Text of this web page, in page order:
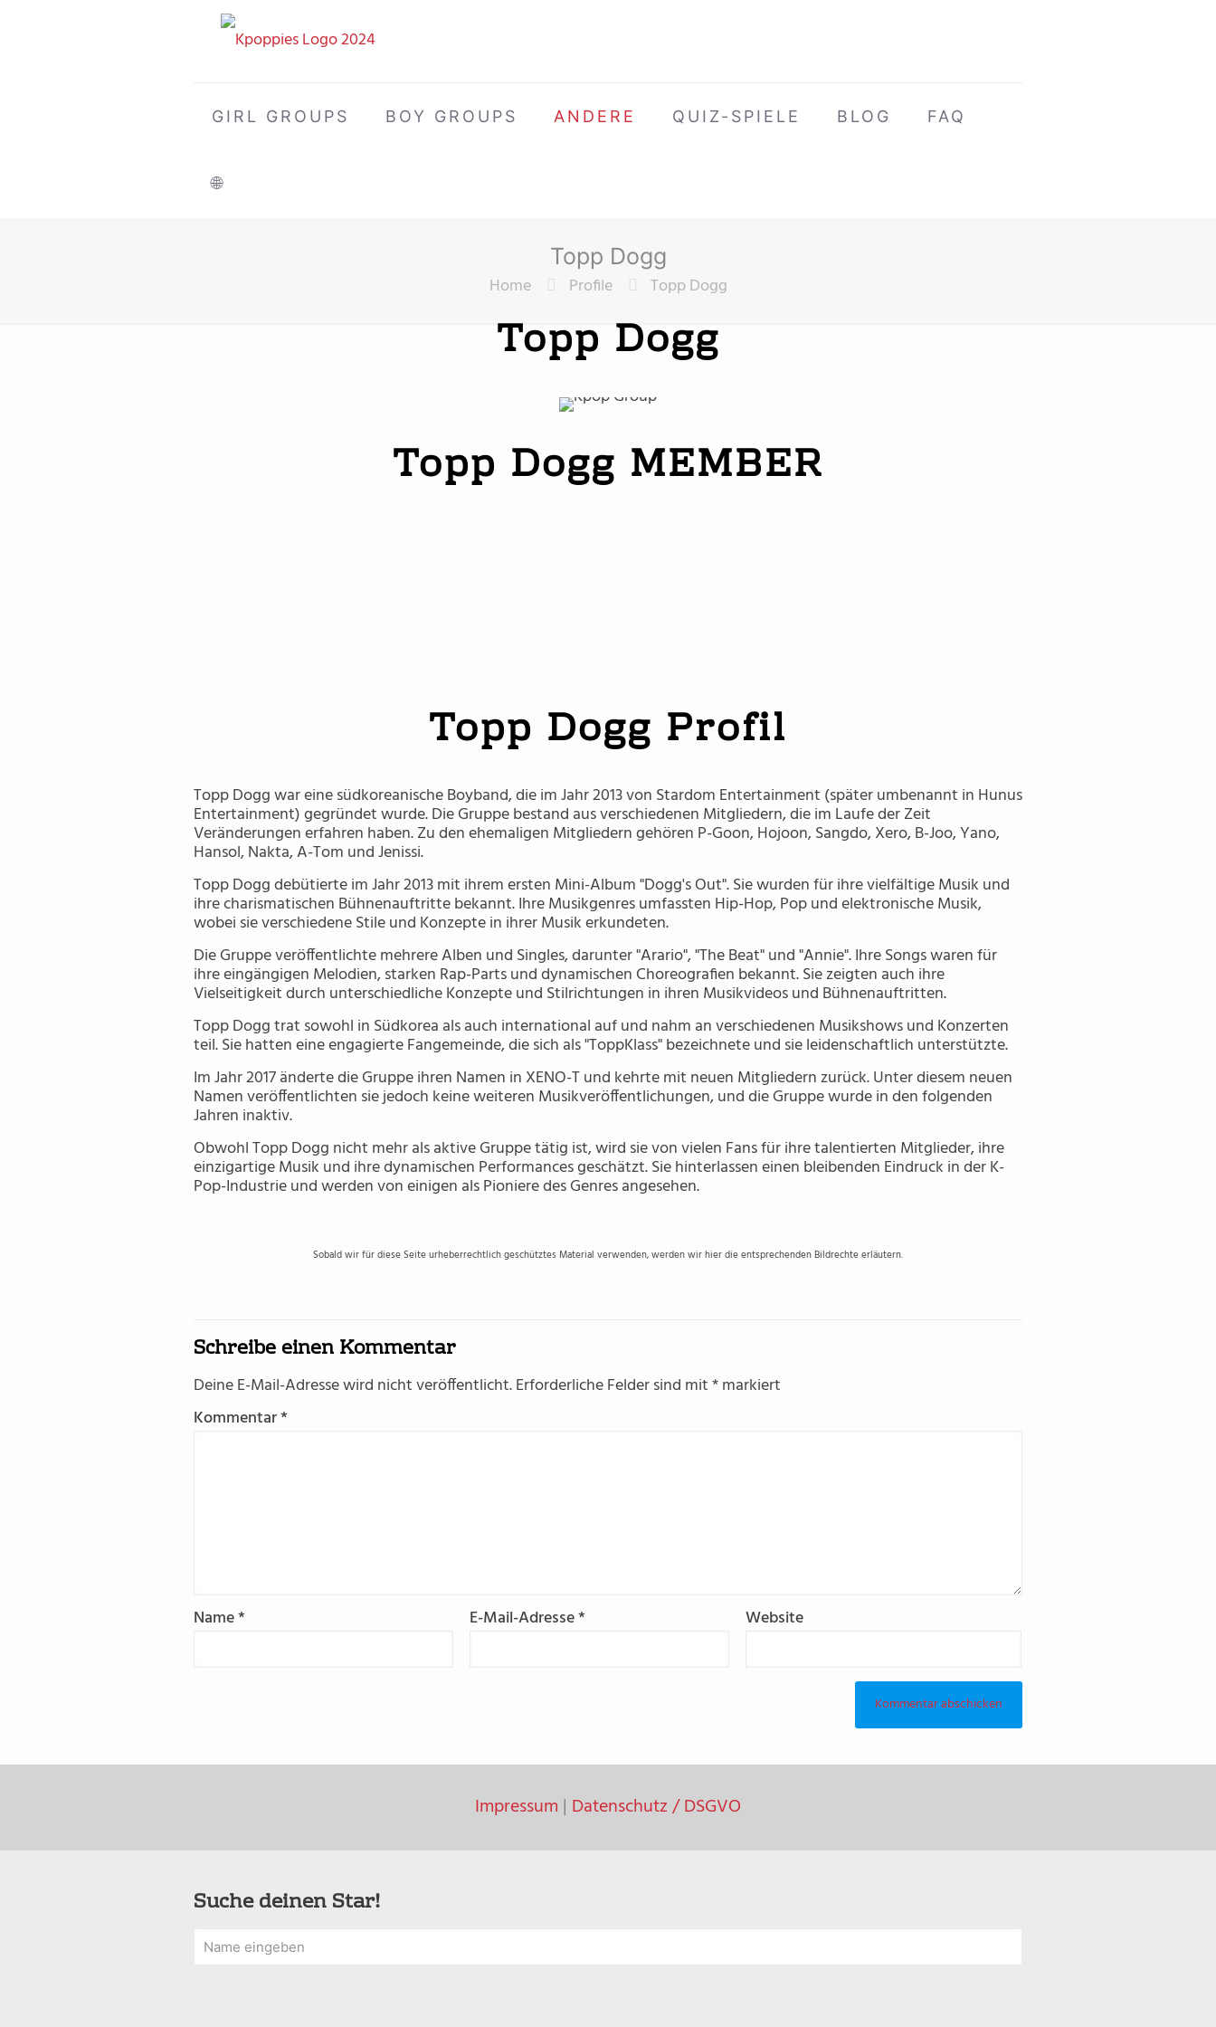
GIRL GROUPS BOY GROUPS ANDERE QUIZ-SPIELE BLOG FAQ
🌐
Topp Dogg
Home Profile Topp Dogg
Topp Dogg
Topp Dogg MEMBER
Topp Dogg Profil
Topp Dogg war eine südkoreanische Boyband, die im Jahr 2013 von Stardom Entertainment (später umbenannt in Hunus
Entertainment) gegründet wurde. Die Gruppe bestand aus verschiedenen Mitgliedern, die im Laufe der Zeit
Veränderungen erfahren haben. Zu den ehemaligen Mitgliedern gehören P-Goon, Hojoon, Sangdo, Xero, B-Joo, Yano,
Hansol, Nakta, A-Tom und Jenissi.
Topp Dogg debütierte im Jahr 2013 mit ihrem ersten Mini-Album "Dogg's Out". Sie wurden für ihre vielfältige Musik und
ihre charismatischen Bühnenauftritte bekannt. Ihre Musikgenres umfassten Hip-Hop, Pop und elektronische Musik,
wobei sie verschiedene Stile und Konzepte in ihrer Musik erkundeten.
Die Gruppe veröffentlichte mehrere Alben und Singles, darunter "Arario", "The Beat" und "Annie". Ihre Songs waren für
ihre eingängigen Melodien, starken Rap-Parts und dynamischen Choreografien bekannt. Sie zeigten auch ihre
Vielseitigkeit durch unterschiedliche Konzepte und Stilrichtungen in ihren Musikvideos und Bühnenauftritten.
Topp Dogg trat sowohl in Südkorea als auch international auf und nahm an verschiedenen Musikshows und Konzerten
teil. Sie hatten eine engagierte Fangemeinde, die sich als "ToppKlass" bezeichnete und sie leidenschaftlich unterstützte.
Im Jahr 2017 änderte die Gruppe ihren Namen in XENO-T und kehrte mit neuen Mitgliedern zurück. Unter diesem neuen
Namen veröffentlichten sie jedoch keine weiteren Musikveröffentlichungen, und die Gruppe wurde in den folgenden
Jahren inaktiv.
Obwohl Topp Dogg nicht mehr als aktive Gruppe tätig ist, wird sie von vielen Fans für ihre talentierten Mitglieder, ihre
einzigartige Musik und ihre dynamischen Performances geschätzt. Sie hinterlassen einen bleibenden Eindruck in der K-
Pop-Industrie und werden von einigen als Pioniere des Genres angesehen.
Sobald wir für diese Seite urheberrechtlich geschütztes Material verwenden, werden wir hier die entsprechenden Bildrechte erläutern.
Schreibe einen Kommentar
Deine E-Mail-Adresse wird nicht veröffentlicht.Erforderliche Felder sind mit*markiert
Kommentar*
Name* E-Mail-Adresse* Website
Impressum | Datenschutz / DSGVO
Suche deinen Star!